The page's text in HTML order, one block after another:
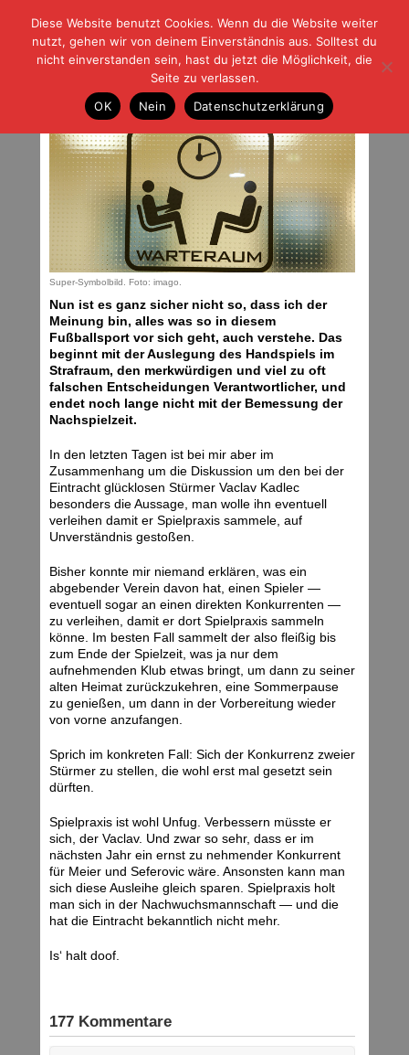
| | |BLOG-GFußball und der Rest
HOME|REGELN|IMPRESSUM |DATENSCHUTZ
Spielpraxis
Donnerstag, 08.01.15 | 07:18 Uhr
Super-Symbolbild. Foto: imago.
Nun ist es ganz sicher nicht so, dass ich der
Meinung bin, alles was so in diesem
Fußballsport vor sich geht, auch verstehe. Das
beginnt mit der Auslegung des Handspiels im
Strafraum, den merkwürdigen und viel zu oft
falschen Entscheidungen Verantwortlicher, und
endet noch lange nicht mit der Bemessung der
Nachspielzeit.
In den letzten Tagen ist bei mir aber im
Zusammenhang um die Diskussion um den bei der
Eintracht glücklosen Stürmer Vaclav Kadlec
besonders die Aussage, man wolle ihn eventuell
verleihen damit er Spielpraxis sammele, auf
Unverständnis gestoßen.
Bisher konnte mir niemand erklären, was ein
abgebender Verein davon hat, einen Spieler —
eventuell sogar an einen direkten Konkurrenten —
zu verleihen, damit er dort Spielpraxis sammeln
könne. Im besten Fall sammelt der also fleißig bis
zum Ende der Spielzeit, was ja nur dem
aufnehmenden Klub etwas bringt, um dann zu seiner
alten Heimat zurückzukehren, eine Sommerpause
zu genießen, um dann in der Vorbereitung wieder
von vorne anzufangen.
Sprich im konkreten Fall: Sich der Konkurrenz zweier
Stürmer zu stellen, die wohl erst mal gesetzt sein
dürften.
Spielpraxis ist wohl Unfug. Verbessern müsste er
sich, der Vaclav. Und zwar so sehr, dass er im
nächsten Jahr ein ernst zu nehmender Konkurrent
für Meier und Seferovic wäre. Ansonsten kann man
sich diese Ausleihe gleich sparen. Spielpraxis holt
man sich in der Nachwuchsmannschaft — und die
hat die Eintracht bekanntlich nicht mehr.
Is‘ halt doof.
177 Kommentare
Diese Website benutzt Cookies. Wenn du die Website weiter
nutzt, gehen wir von deinem Einverständnis aus. Solltest du
nicht einverstanden sein, hast du jetzt die Möglichkeit, die
Seite zu verlassen.
OK
Nein Datenschutzerklärung